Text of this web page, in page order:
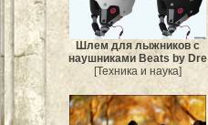
Шлем для лыжников с
наушниками Beats by Dre
[Техника и наука]